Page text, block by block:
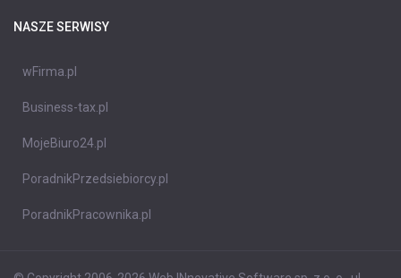
NASZE SERWISY
wFirma.pl
Business-tax.pl
MojeBiuro24.pl
PoradnikPrzedsiebiorcy.pl
PoradnikPracownika.pl